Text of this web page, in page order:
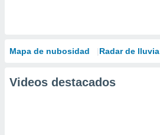
Mapa de nubosidad Radar de lluvia
Videos destacados